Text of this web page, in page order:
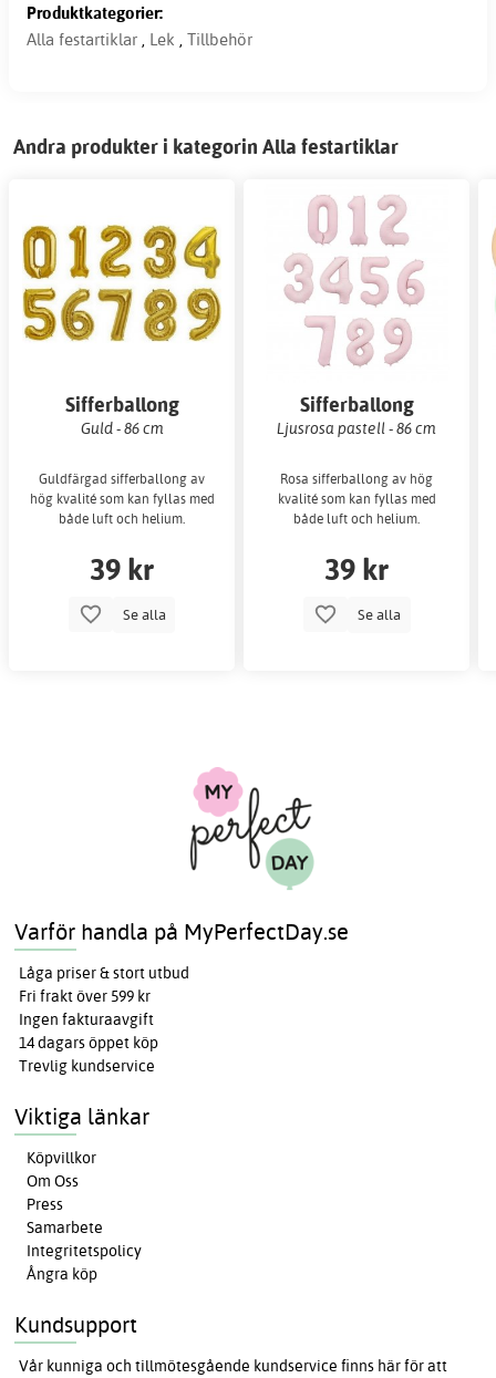
Produktkategorier:
Alla festartiklar
Lek Tillbehör
Andra produkter i kategorin Alla festartiklar
Sifferballong
Guld - 86 cm
Guldfärgad sifferballong av
hög kvalité som kan fyllas med
både luft och helium.
39 kr
Se alla
Sifferballong
Ljusrosa pastell - 86 cm
Rosa sifferballong av hög
kvalité som kan fyllas med
både luft och helium.
39 kr
Se alla
Varför handla på MyPerfectDay.se
Låga priser & stort utbud
Fri frakt över 599 kr
Ingen fakturaavgift
14 dagars öppet köp
Trevlig kundservice
Viktiga länkar
Köpvillkor
Om Oss
Press
Samarbete
Integritetspolicy
Ångra köp
Kundsupport
Vår kunniga och tillmötesgående kundservice finns här för att